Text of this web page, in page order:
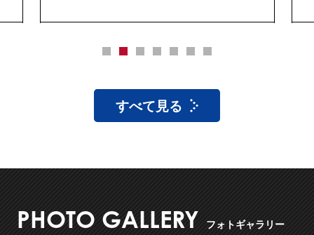
すべて見る
PHOTO GALLERY フォトギャラリー